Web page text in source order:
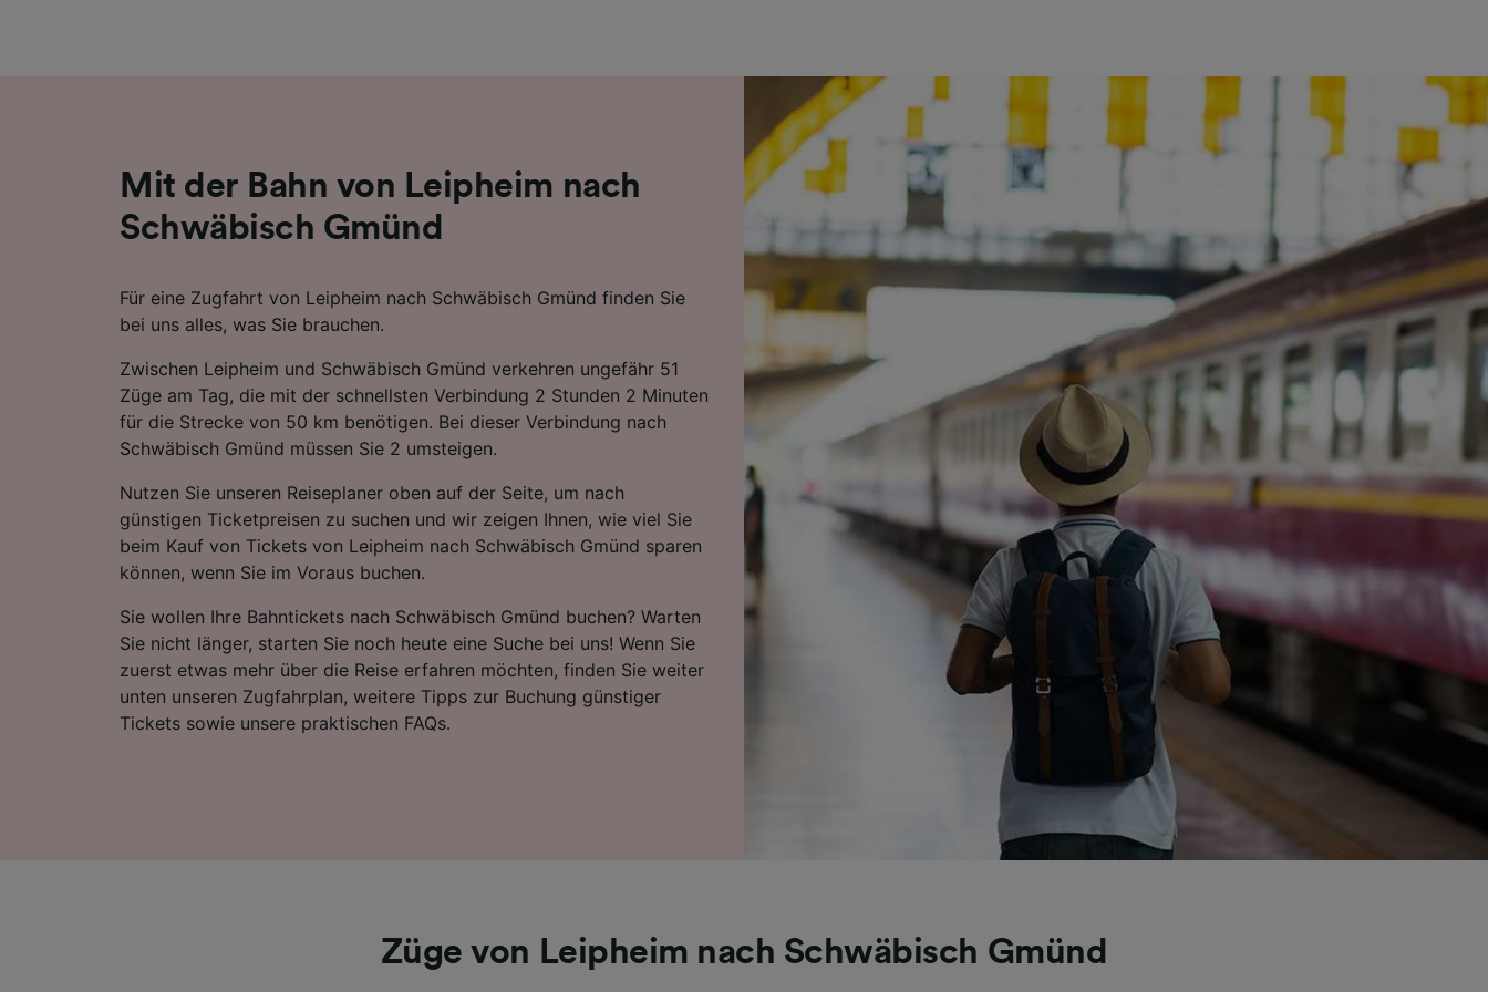
Mit der Bahn von Leipheim nach
Schwäbisch Gmünd
Für eine Zugfahrt von Leipheim nach Schwäbisch Gmünd finden Sie
bei uns alles, was Sie brauchen.
Zwischen Leipheim und Schwäbisch Gmünd verkehren ungefähr 51
Züge am Tag, die mit der schnellsten Verbindung 2 Stunden 2 Minuten
für die Strecke von 50 km benötigen. Bei dieser Verbindung nach
Schwäbisch Gmünd müssen Sie 2 umsteigen.
Nutzen Sie unseren Reiseplaner oben auf der Seite, um nach
günstigen Ticketpreisen zu suchen und wir zeigen Ihnen, wie viel Sie
beim Kauf von Tickets von Leipheim nach Schwäbisch Gmünd sparen
können, wenn Sie im Voraus buchen.
Sie wollen Ihre Bahntickets nach Schwäbisch Gmünd buchen? Warten
Sie nicht länger, starten Sie noch heute eine Suche bei uns! Wenn Sie
zuerst etwas mehr über die Reise erfahren möchten, finden Sie weiter
unten unseren Zugfahrplan, weitere Tipps zur Buchung günstiger
Tickets sowie unsere praktischen FAQs.
Züge von Leipheim nach Schwäbisch Gmünd